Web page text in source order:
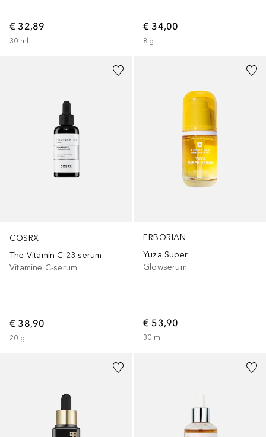
€ 32,89
30 ml
€ 34,00
8 g
COSRX
The Vitamin C 23 serum
Vitamine C-serum
€ 38,90
20 g
ERBORIAN
Yuza Super
Glowserum
€ 53,90
30 ml